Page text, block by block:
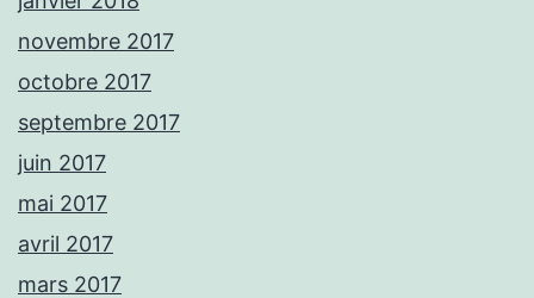
novembre 2017
octobre 2017
septembre 2017
juin 2017
mai 2017
avril 2017
mars 2017